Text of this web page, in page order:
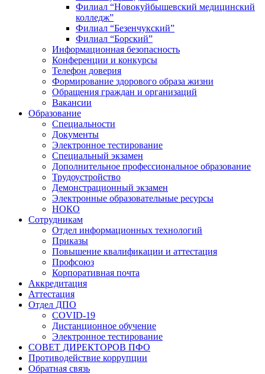
Филиал “Новокуйбышевский медицинский
колледж”
Филиал “Безенчукский”
Филиал “Борский”
Информационная безопасность
Конференции и конкурсы
Телефон доверия
Формирование здорового образа жизни
Обращения граждан и организаций
Вакансии
Образование
Специальности
Документы
Электронное тестирование
Специальный экзамен
Дополнительное профессиональное образование
Трудоустройство
Демонстрационный экзамен
Электронные образовательные ресурсы
НОКО
Сотрудникам
Отдел информационных технологий
Приказы
Повышение квалификации и аттестация
Профсоюз
Корпоративная почта
Аккредитация
Аттестация
Отдел ДПО
COVID-19
Дистанционное обучение
Электронное тестирование
СОВЕТ ДИРЕКТОРОВ ПФО
Противодействие коррупции
Обратная связь